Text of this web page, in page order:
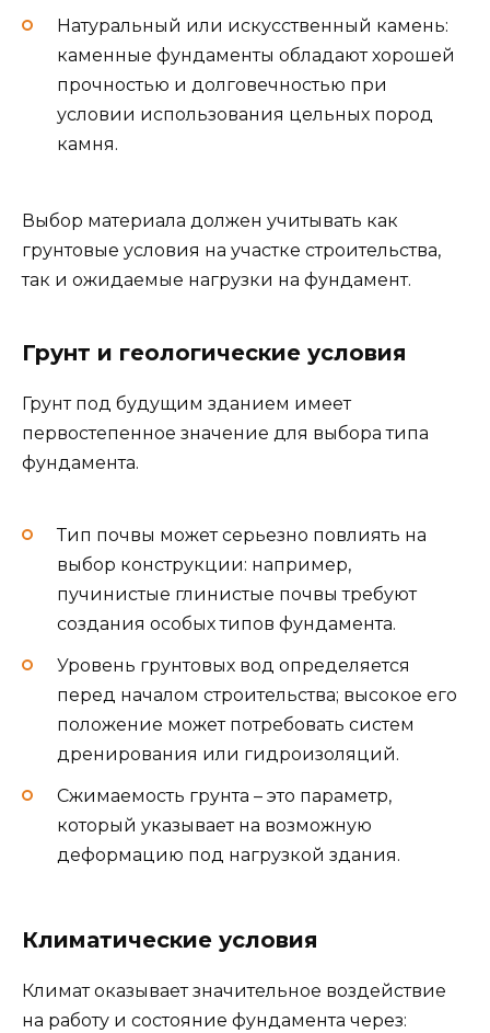
Натуральный или искусственный камень:
каменные фундаменты обладают хорошей
прочностью и долговечностью при
условии использования цельных пород
камня.
Выбор материала должен учитывать как
грунтовые условия на участке строительства,
так и ожидаемые нагрузки на фундамент.
Грунт и геологические условия
Грунт под будущим зданием имеет
первостепенное значение для выбора типа
фундамента.
Тип почвы может серьезно повлиять на
выбор конструкции: например,
пучинистые глинистые почвы требуют
создания особых типов фундамента.
Уровень грунтовых вод определяется
перед началом строительства; высокое его
положение может потребовать систем
дренирования или гидроизоляций.
Сжимаемость грунта – это параметр,
который указывает на возможную
деформацию под нагрузкой здания.
Климатические условия
Климат оказывает значительное воздействие
на работу и состояние фундамента через: